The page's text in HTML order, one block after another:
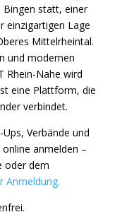
Bingen statt, einer
einzigartigen Lage
Mittelrheintal.
und modernen
Rhein-Nahe wird
eine Plattform, die
verbindet.
Verbände und
anmelden –
oder dem
Anmeldung.